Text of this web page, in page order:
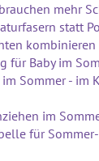
mehr
statt
kombinieren
für Baby im
im Sommer - im
im
für